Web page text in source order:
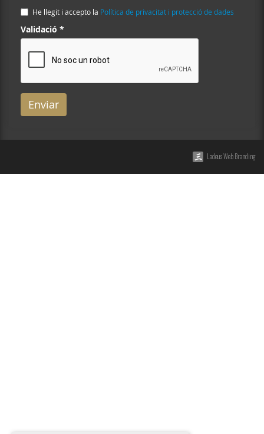
He llegit i accepto la Política de privacitat i protecció de dades
Validació *
Enviar
Ladeus Web Branding